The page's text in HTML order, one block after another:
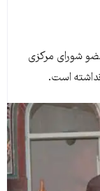
شورای مرکزی
است.